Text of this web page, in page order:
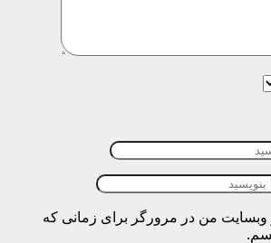
وبسایت من در مرورگر برای زمانی که